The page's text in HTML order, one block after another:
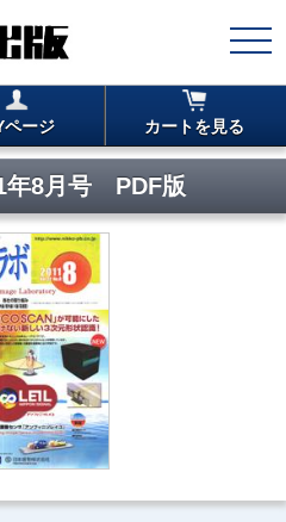
ページ カートを見る
年8月号 PDF版